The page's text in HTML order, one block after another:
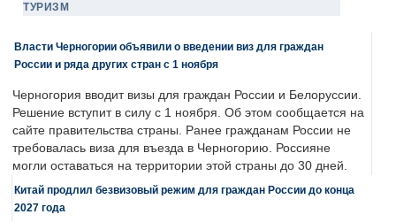
ТУРИЗМ
Власти Черногории объявили о введении виз для граждан
России и ряда других стран с 1 ноября
Черногория вводит визы для граждан России и Белоруссии.
Решение вступит в силу с 1 ноября. Об этом сообщается на
сайте правительства страны. Ранее гражданам России не
требовалась виза для въезда в Черногорию. Россияне
могли оставаться на территории этой страны до 30 дней.
Китай продлил безвизовый режим для граждан России до конца
2027 года